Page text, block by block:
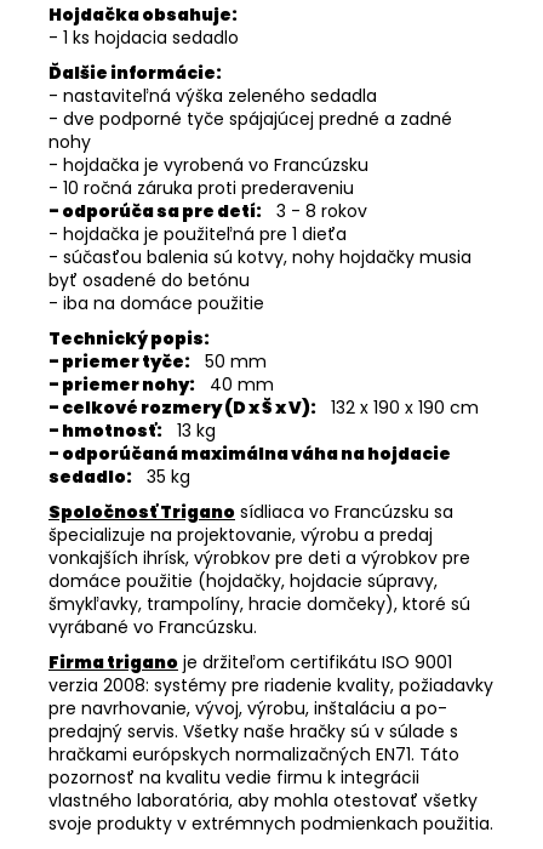
Hojdačka obsahuje:
- 1 ks hojdacia sedadlo
Ďalšie informácie:
- nastaviteľná výška zeleného sedadla
- dve podporné tyče spájajúcej predné a zadné
nohy
- hojdačka je vyrobená vo Francúzsku
- 10 ročná záruka proti prederaveniu
- odporúča sa pre detí: 3 - 8 rokov
- hojdačka je použiteľná pre 1 dieťa
- súčasťou balenia sú kotvy, nohy hojdačky musia
byť osadené do betónu
- iba na domáce použitie
Technický popis:
- priemer tyče: 50 mm
- priemer nohy:
40 mm
- celkové rozmery (D x Š x V): 132 x 190 x 190 cm
- hmotnosť: 13 kg
- odporúčaná maximálna váha na hojdacie
sedadlo: 35 kg
Spoločnosť Trigano sídliaca vo Francúzsku sa
špecializuje na projektovanie, výrobu a predaj
vonkajších ihrísk, výrobkov pre deti a výrobkov pre
domáce použitie (hojdačky, hojdacie súpravy,
šmykľavky, trampolíny, hracie domčeky), ktoré sú
vyrábané vo Francúzsku.
Firma trigano je držiteľom certifikátu ISO 9001
verzia 2008: systémy pre riadenie kvality, požiadavky
pre navrhovanie, vývoj, výrobu, inštaláciu a po-
predajný servis. Všetky naše hračky sú v súlade s
hračkami európskych normalizačných EN71. Táto
pozornosť na kvalitu vedie firmu k integrácii
vlastného laboratória, aby mohla otestovať všetky
svoje produkty v extrémnych podmienkach použitia.